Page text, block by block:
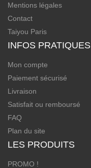
Mentions légales
Contact
Taiyou Paris
INFOS PRATIQUES
Mon compte
Paiement sécurisé
Livraison
Satisfait ou remboursé
FAQ
Plan du site
LES PRODUITS
PROMO !